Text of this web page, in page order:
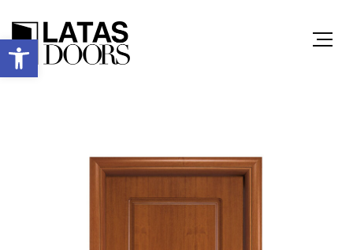
Ανοίξτε τη γραμμή εργαλείων